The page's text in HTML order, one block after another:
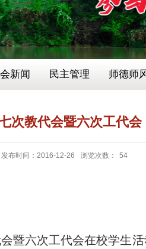
新闻 民主管理 师德师
次教代会暨六次工代会
发布时间：2016-12-26 浏览次数： 54
暨六次工代会在校学生